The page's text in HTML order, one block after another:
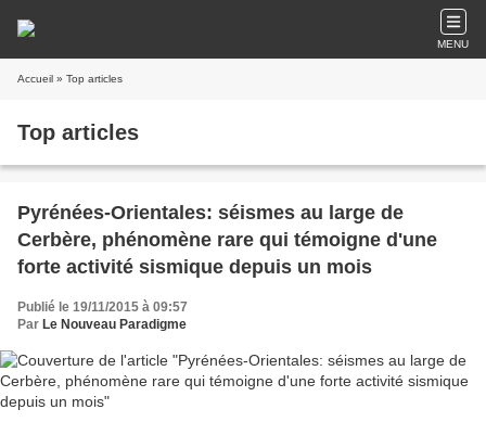
MENU
Accueil » Top articles
Top articles
Pyrénées-Orientales: séismes au large de
Cerbère, phénomène rare qui témoigne d'une
forte activité sismique depuis un mois
Publié le 19/11/2015 à 09:57
Par Le Nouveau Paradigme